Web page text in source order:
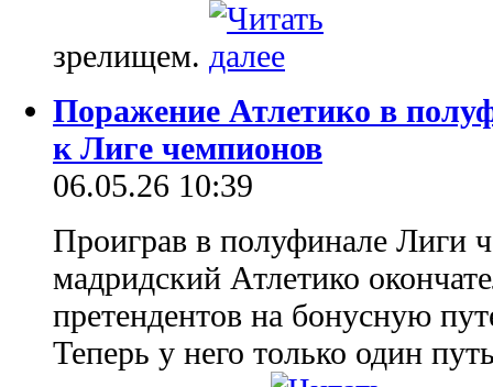
зрелищем.
Поражение Атлетико в
к Лиге чемпионов
06.05.26 10:39
Проиграв в полуфинале Лиги
мадридский Атлетико
претендентов на бонусную
Теперь у него только один